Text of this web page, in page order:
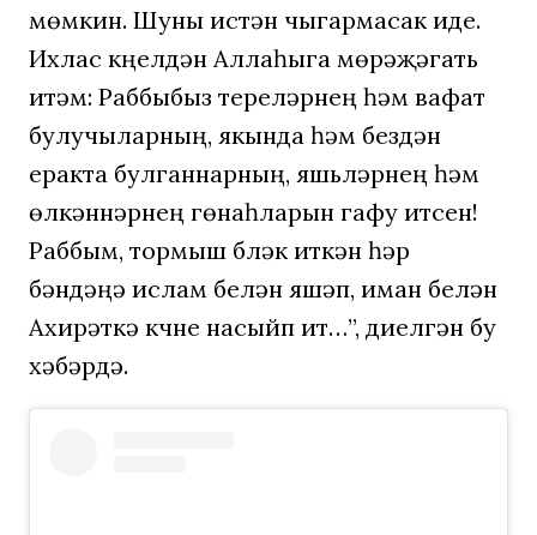
мөмкин. Шуны истән чыгармасак иде.
Ихлас күңелдән Аллаһыга мөрәҗәгать
итәм: Раббыбыз тереләрнең һәм вафат
булучыларның, якында һәм бездән
еракта булганнарның, яшьләрнең һәм
өлкәннәрнең гөнаһларын гафу итсен!
Раббым, тормыш бүләк иткән һәр
бәндәңә ислам белән яшәп, иман белән
Ахирәткә күчүне насыйп ит…”, диелгән бу
хәбәрдә.